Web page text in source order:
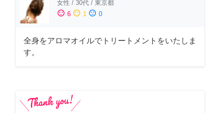
女性 / 30代 / 東京都
sentiment_satisfied 6 sentiment_neutral 1 sentiment_dissatisfied 0
全身をアロマオイルでトリートメントをいたしま
す。